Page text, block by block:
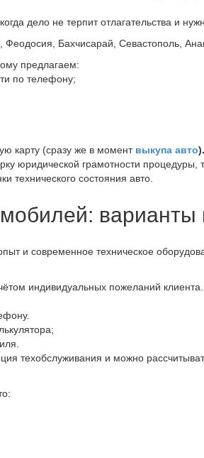
дело не терпит отлагательства и
Бахчисарай, Севастополь,
предлагаем:
по телефону;
карту (сразу же в момент выкупа авто).
юридической грамотности процедуры,
технического состояния авто.
варианты
и современное техническое
индивидуальных пожеланий
техобслуживания и можно